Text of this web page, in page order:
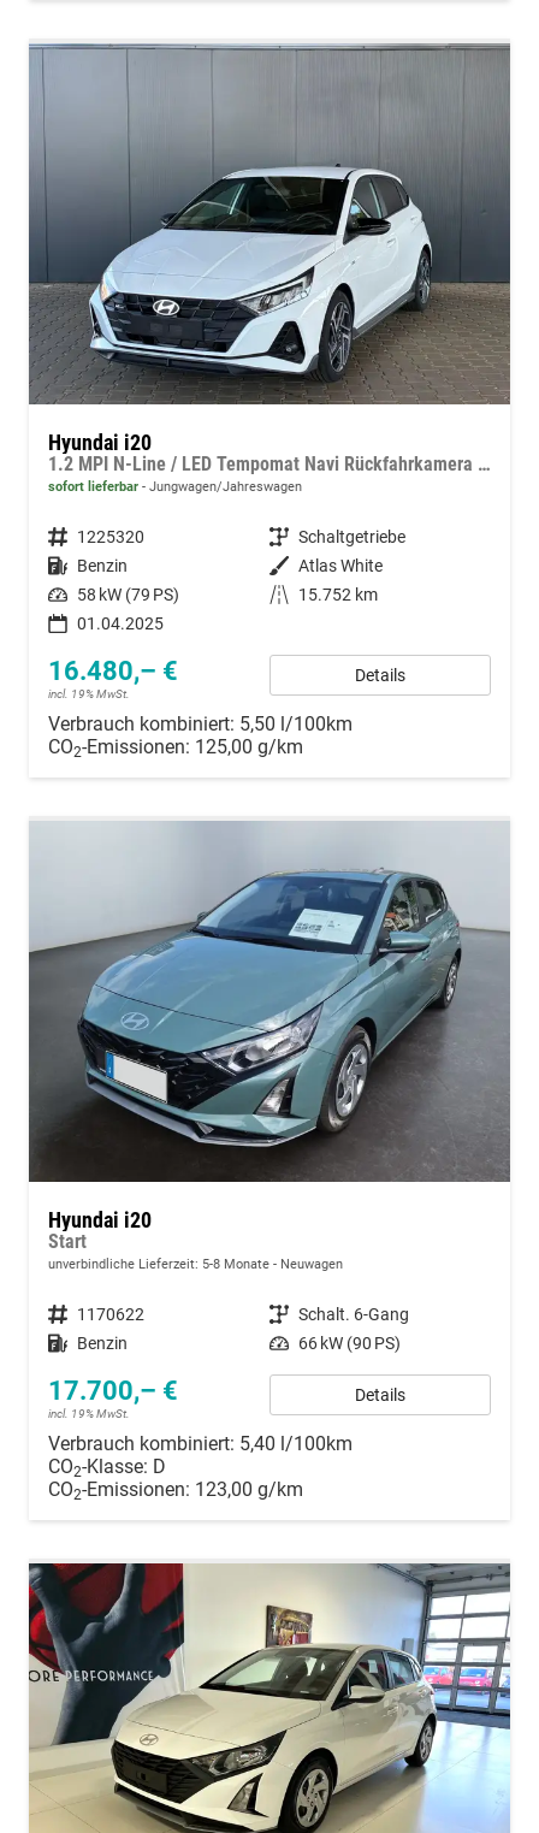
Hyundai i20
1.2 MPI N-Line / LED Tempomat Navi Rückfahrkamera Alu 17"
sofort lieferbar Jungwagen/Jahreswagen
Fahrzeugnummer 1225320 Getriebe Schaltgetriebe
Kraftstoff Benzin Außenfarbe Atlas White
Leistung 58 kW (79 PS) Kilometerstand
15.752 km
01.04.2025
16.480,– €
incl. 19% MwSt.
Details
Verbrauch kombiniert: 5,50 l/100km
CO2-Emissionen: 125,00 g/km
Hyundai i20
Start
unverbindliche Lieferzeit: 5-8 Monate Neuwagen
Fahrzeugnummer 1170622 Getriebe Schalt. 6-Gang
Kraftstoff Benzin Leistung 66 kW (90 PS)
17.700,– €
incl. 19% MwSt.
Details
Verbrauch kombiniert: 5,40 l/100km
CO2-Klasse: D
CO2-Emissionen: 123,00 g/km